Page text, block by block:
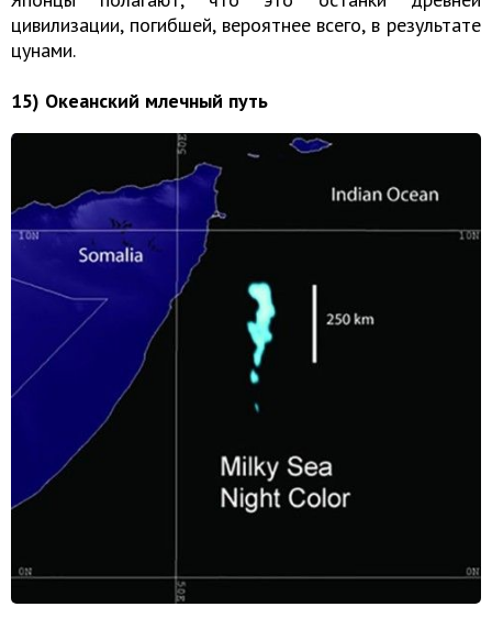
цивилизации, погибшей, вероятнее всего, в результате
цунами.
15) Океанский млечный путь